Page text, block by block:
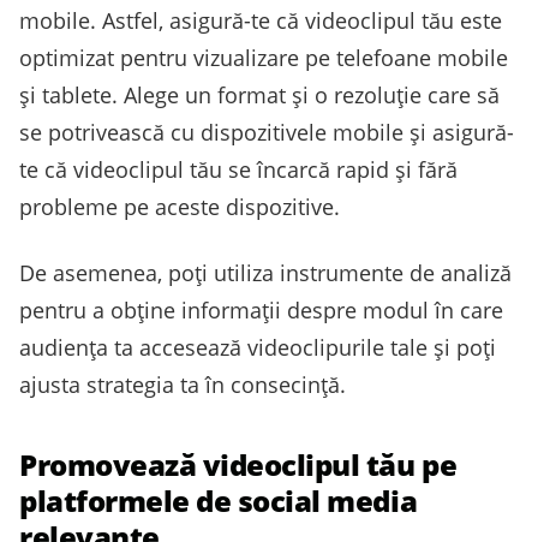
mobile. Astfel, asigură-te că videoclipul tău este
optimizat pentru vizualizare pe telefoane mobile
și tablete. Alege un format și o rezoluție care să
se potrivească cu dispozitivele mobile și asigură-
te că videoclipul tău se încarcă rapid și fără
probleme pe aceste dispozitive.
De asemenea, poți utiliza instrumente de analiză
pentru a obține informații despre modul în care
audiența ta accesează videoclipurile tale și poți
ajusta strategia ta în consecință.
Promovează videoclipul tău pe
platformele de social media